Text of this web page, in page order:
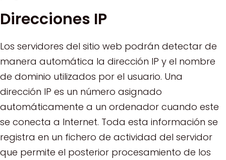
Direcciones IP
Los servidores del sitio web podrán detectar de
manera automática la dirección IP y el nombre
de dominio utilizados por el usuario. Una
dirección IP es un número asignado
automáticamente a un ordenador cuando este
se conecta a Internet. Toda esta información se
registra en un fichero de actividad del servidor
que permite el posterior procesamiento de los